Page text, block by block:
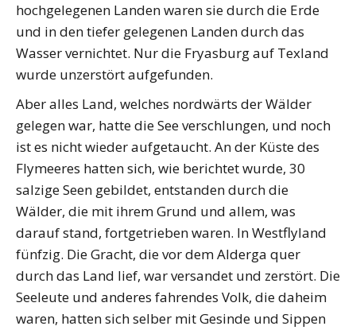
hochgelegenen Landen waren sie durch die Erde
und in den tiefer gelegenen Landen durch das
Wasser vernichtet. Nur die Fryasburg auf Texland
wurde unzerstört aufgefunden.
Aber alles Land, welches nordwärts der Wälder
gelegen war, hatte die See verschlun­gen, und noch
ist es nicht wieder aufgetaucht. An der Küste des
Flymeeres hatten sich, wie berichtet wurde, 30
salzige Seen gebildet, entstanden durch die
Wälder, die mit ih­rem Grund und allem, was
darauf stand, fortgetrieben waren. In Westflyland
fünfzig. Die Gracht, die vor dem Alderga quer
durch das Land lief, war versandet und zerstört. Die
Seeleute und anderes fahrendes Volk, die daheim
waren, hatten sich selber mit Ge­sinde und Sippen